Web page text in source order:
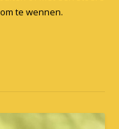
te wennen.